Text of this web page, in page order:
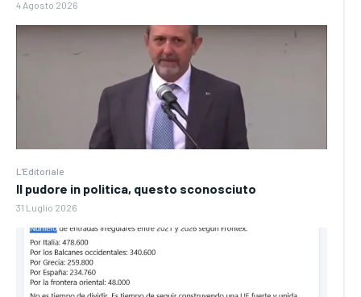
4 Agosto 2026
L'Editoriale
Il pudore in politica, questo sconosciuto
31 Luglio 2026